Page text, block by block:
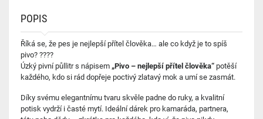
POPIS
Říká se, že pes je nejlepší přítel člověka… ale co když je to spíš
pivo? ????
Úzký pivní půllitr s nápisem „Pivo – nejlepší přítel člověka“ potěší
každého, kdo si rád dopřeje poctivý zlatavý mok a umí se zasmát.
Díky svému elegantnímu tvaru skvěle padne do ruky, a kvalitní
potisk vydrží i časté mytí. Ideální dárek pro kamaráda, partnera,